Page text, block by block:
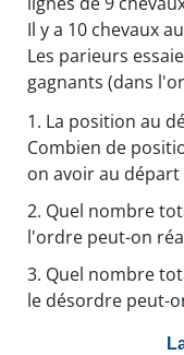
Il y a 10 chevaux
Les parieurs
gagnants (dans
1. La position au
Combien de
on avoir au départ
2. Quel nombre
l'ordre peut-on
3. Quel nombre
le désordre peut-